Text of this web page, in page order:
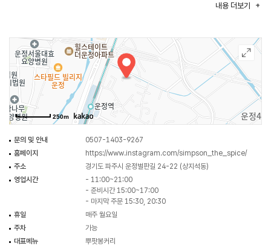
내용 더보기
250m
문의 및 안내
0507-1403-9267
홈페이지
https://www.instagram.com/simpson_the_spice/
주소
경기도 파주시 운정벌판길 24-22 (상지석동)
영업시간
- 11:00~21:00
- 준비시간 15:00~17:00
- 마지막 주문 15:30, 20:30
휴일
매주 월요일
주차
가능
대표메뉴
뿌팟봉커리